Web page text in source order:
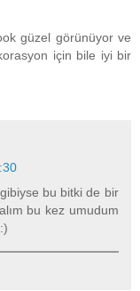
güzel görünüyor ve
için bile iyi bir
bu bitki de bir
bu kez umudum